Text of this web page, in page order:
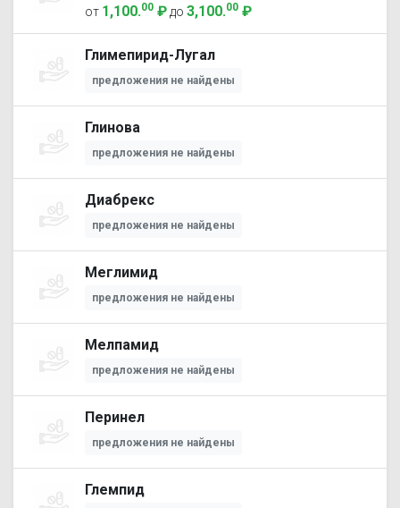
от 1,100.00 ₽ до 3,100.00 ₽
Глимепирид-Лугал
предложения не найдены
Глинова
предложения не найдены
Диабрекс
предложения не найдены
Меглимид
предложения не найдены
Мелпамид
предложения не найдены
Перинел
предложения не найдены
Глемпид